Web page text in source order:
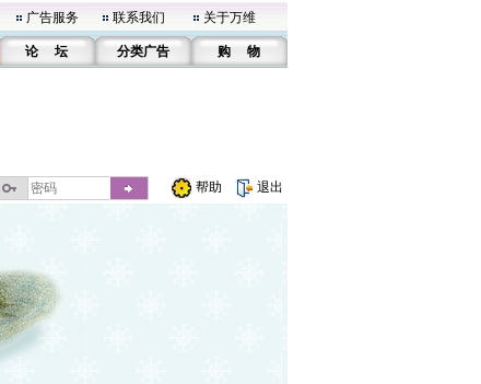
广告服务 联系我们 关于万维
论 坛 分类广告 购 物
帮助 退出